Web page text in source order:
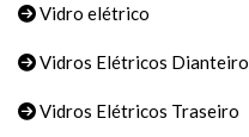
Vidro elétrico
Vidros Elétricos Dianteiro
Vidros Elétricos Traseiro